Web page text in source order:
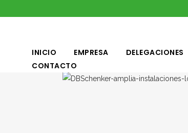
INICIO EMPRESA DELEGACIONES
CONTACTO